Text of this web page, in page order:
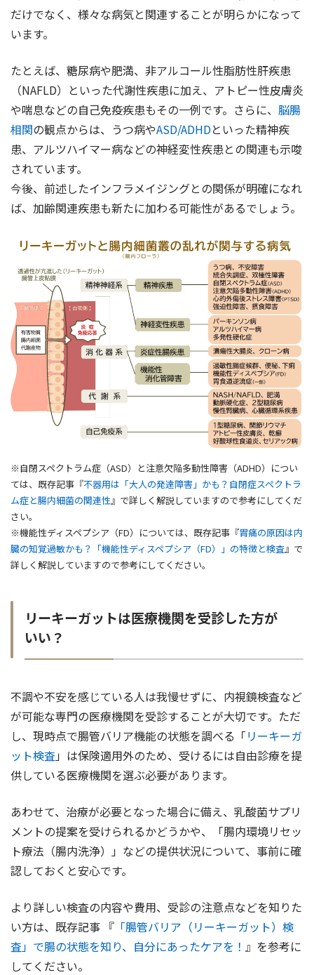
だけでなく、様々な病気と関連することが明らかになって
います。
たとえば、糖尿病や肥満、非アルコール性脂肪性肝疾患
（NAFLD）といった代謝性疾患に加え、アトピー性皮膚炎
や喘息などの自己免疫疾患もその一例です。さらに、 脳腸
相関の観点からは、うつ病やASD/ADHDといった精神疾
患、アルツハイマー病などの神経変性疾患との関連も示唆
されています。
今後、前述したインフラメイジングとの関係が明確になれ
ば、加齢関連疾患も新たに加わる可能性があるでしょう。
※自閉スペクトラム症（ASD）と注意欠陥多動性障害（ADHD）につい
ては、既存記事『不器用は「大人の発達障害」かも？自閉症スペクトラ
ム症と腸内細菌の関連性』で詳しく解説していますので参考にしてくだ
さい。
※機能性ディスペプシア（FD）については、既存記事『胃痛の原因は内
臓の知覚過敏かも？「機能性ディスペプシア（FD）」の特徴と検査』で
詳しく解説していますので参考にしてください。
リーキーガットは医療機関を受診した方が
いい？
不調や不安を感じている人は我慢せずに、内視鏡検査など
が可能な専門の医療機関を受診することが大切です。ただ
し、現時点で腸管バリア機能の状態を調べる「リーキーガ
ット検査」は保険適用外のため、受けるには自由診療を提
供している医療機関を選ぶ必要があります。
あわせて、治療が必要となった場合に備え、乳酸菌サプリ
メントの提案を受けられるかどうかや、「腸内環境リセッ
ト療法（腸内洗浄）」などの提供状況について、事前に確
認しておくと安心です。
より詳しい検査の内容や費用、受診の注意点などを知りた
い方は、既存記事 『 「腸管バリア（リーキーガット）検
査」で腸の状態を知り、自分にあったケアを！ 』を参考に
してください。